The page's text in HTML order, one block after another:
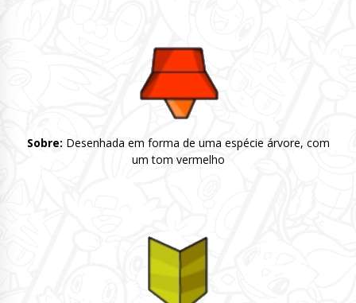
Sobre: Desenhada em forma de uma espécie árvore, com
um tom vermelho